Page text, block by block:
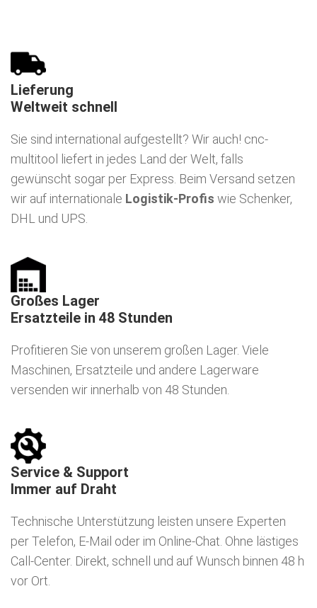
Lieferung
Weltweit schnell
Sie sind international aufgestellt? Wir auch! cnc-
multitool liefert in jedes Land der Welt, falls
gewünscht sogar per Express. Beim Versand setzen
wir auf internationale Logistik-Profis wie Schenker,
DHL und UPS.
Großes Lager
Ersatzteile in 48 Stunden
Profitieren Sie von unserem großen Lager. Viele
Maschinen, Ersatzteile und andere Lagerware
versenden wir innerhalb von 48 Stunden.
Service & Support
Immer auf Draht
Technische Unterstützung leisten unsere Experten
per Telefon, E-Mail oder im Online-Chat. Ohne lästiges
Call-Center. Direkt, schnell und auf Wunsch binnen 48 h
vor Ort.